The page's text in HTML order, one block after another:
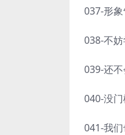
037-形
038-不
039-还
040-没
041-我